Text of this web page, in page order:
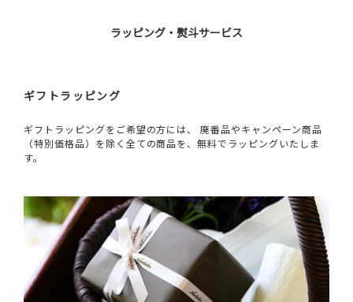
ラッピング・熨斗サービス
ギフトラッピング
ギフトラッピングをご希望の方には、 廃番品やキャンペーン商品
（特別価格品）を除く全ての商品を、無料でラッピングいたしま
す。